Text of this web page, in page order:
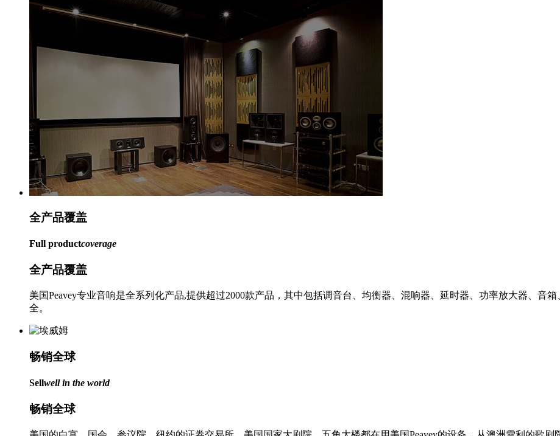
全产品覆盖
Full productcoverage
全产品覆盖
美国Peavey专业音响是全系列化产品,提供超过2000款产品，其中包括调音台、均衡器、混响器、延时器、功率放大器、音
全。
畅销全球
Sellwell in the world
畅销全球